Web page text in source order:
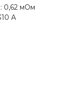
0,62 мОм
А